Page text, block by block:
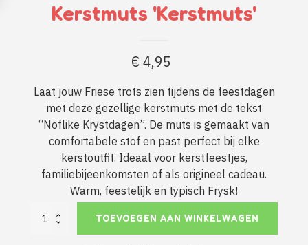
Kerstmuts 'Kerstmuts'
€4,95
Laat jouw Friese trots zien tijdens de feestdagen
met deze gezellige kerstmuts met de tekst
“Noflike Krystdagen”. De muts is gemaakt van
comfortabele stof en past perfect bij elke
kerstoutfit. Ideaal voor kerstfeestjes,
familiebijeenkomsten of als origineel cadeau.
Warm, feestelijk en typisch Frysk!
Kerstmuts
'Kerstmuts'
TOEVOEGEN AAN WINKELWAGEN